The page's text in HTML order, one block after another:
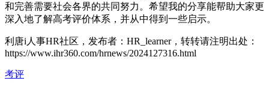
和完善需要社会各界的共同努力。希望我的分享能帮助大家更
深入地了解高考评价体系，并从中得到一些启示。
利唐i人事HR社区，发布者：HR_learner，转转请注明出处：
https://www.ihr360.com/hrnews/2024127316.html
考评